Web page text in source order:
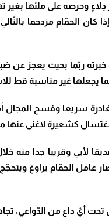
وحرصه على ملئها بغير
الحمّام مزدحما
ربّما بحيث يعجز عن
يجعلها غير مناسبة قط
سريعا وفسح المجال
كشعيرة لاغنى
وقريبا جدا منه
الحمّام يراوغ
داع من الدّواعي،